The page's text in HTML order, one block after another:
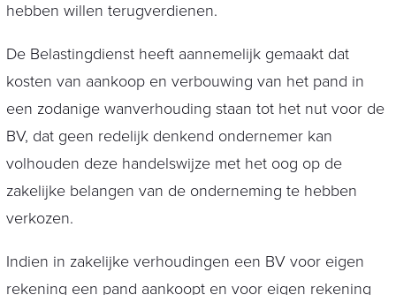
hebben willen terugverdienen.
De Belastingdienst heeft aannemelijk gemaakt dat
kosten van aankoop en verbouwing van het pand in
een zodanige wanverhouding staan tot het nut voor de
BV, dat geen redelijk denkend ondernemer kan
volhouden deze handelswijze met het oog op de
zakelijke belangen van de onderneming te hebben
verkozen.
Indien in zakelijke verhoudingen een BV voor eigen
rekening een pand aankoopt en voor eigen rekening